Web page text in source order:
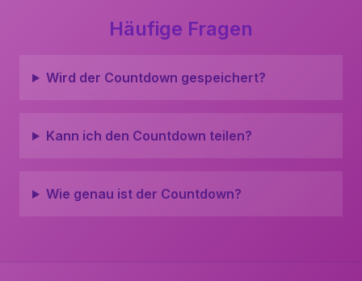
Häufige Fragen
Wird der Countdown gespeichert?
Kann ich den Countdown teilen?
Wie genau ist der Countdown?